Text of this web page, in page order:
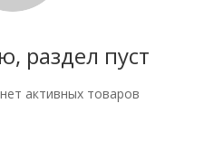
раздел пуст
активных товаров